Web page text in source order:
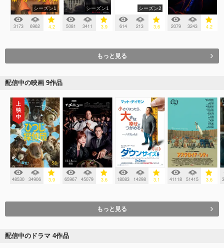
シーズン1
3173 6962 4.2
シーズン1
5081 3411 3.9
シーズン2
614 213 3.6 2079 3243 4.2
もっと見る
配信中の映画 9作品
48530 34906 3.9 65967 45079 3.6 18083 14298 3.1 41118 51415 3.6
もっと見る
配信中のドラマ 4作品